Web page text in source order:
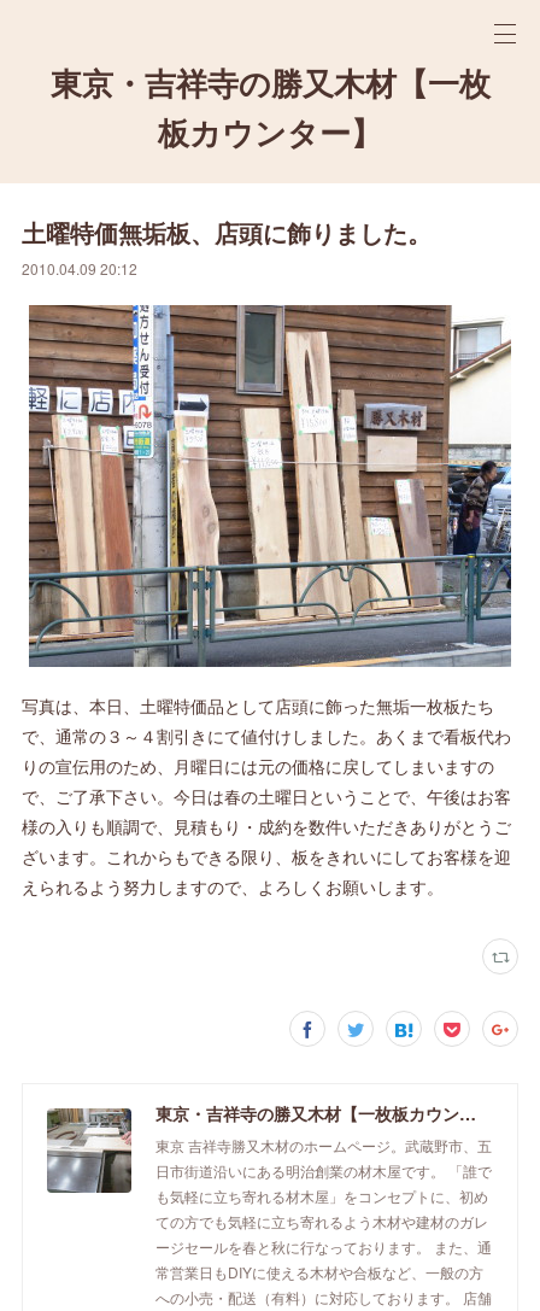
東京・吉祥寺の勝又木材【一枚
板カウンター】
土曜特価無垢板、店頭に飾りました。
2010.04.09 20:12
写真は、本日、土曜特価品として店頭に飾った無垢一枚板たち
で、通常の３～４割引きにて値付けしました。あくまで看板代わ
りの宣伝用のため、月曜日には元の価格に戻してしまいますの
で、ご了承下さい。今日は春の土曜日ということで、午後はお客
様の入りも順調で、見積もり・成約を数件いただきありがとうご
ざいます。これからもできる限り、板をきれいにしてお客様を迎
えられるよう努力しますので、よろしくお願いします。
東京・吉祥寺の勝又木材【一枚板カウンター】
東京 吉祥寺勝又木材のホームページ。武蔵野市、五
日市街道沿いにある明治創業の材木屋です。 「誰で
も気軽に立ち寄れる材木屋」をコンセプトに、初め
ての方でも気軽に立ち寄れるよう木材や建材のガレ
ージセールを春と秋に行なっております。 また、通
常営業日もDIYに使える木材や合板など、一般の方
への小売・配送（有料）に対応しております。 店舗